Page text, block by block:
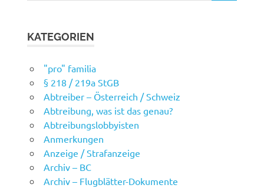
KATEGORIEN
"pro" familia
§ 218 / 219a StGB
Abtreiber – Österreich / Schweiz
Abtreibung, was ist das genau?
Abtreibungslobbyisten
Anmerkungen
Anzeige / Strafanzeige
Archiv – BC
Archiv – Flugblätter-Dokumente